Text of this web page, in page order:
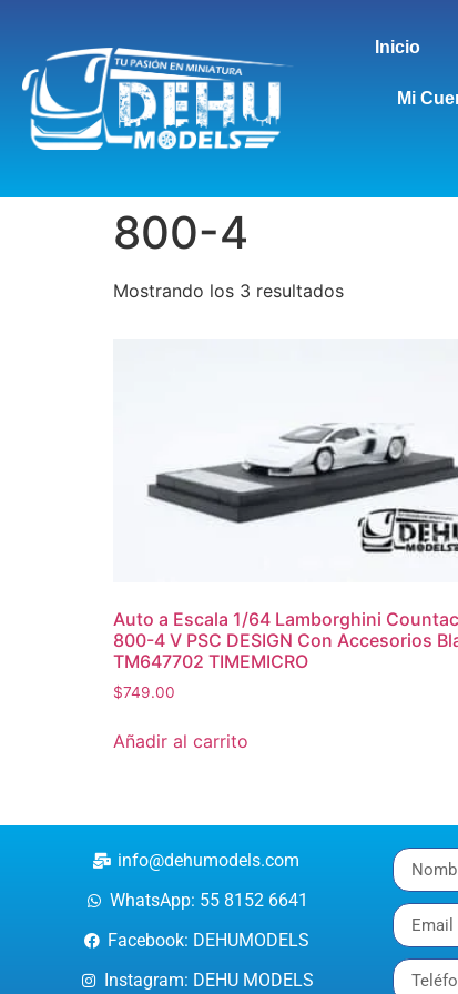
Inicio
Mi
800-4
Mostrando los 3 resultados
Auto a Escala 1/64 Lamborghini
800-4 V PSC DESIGN Con Accesorios
TM647702 TIMEMICRO
$749.00
Añadir al carrito
info@dehumodels.com
WhatsApp: 55 8152 6641
Facebook: DEHUMODELS
Instagram: DEHU MODELS